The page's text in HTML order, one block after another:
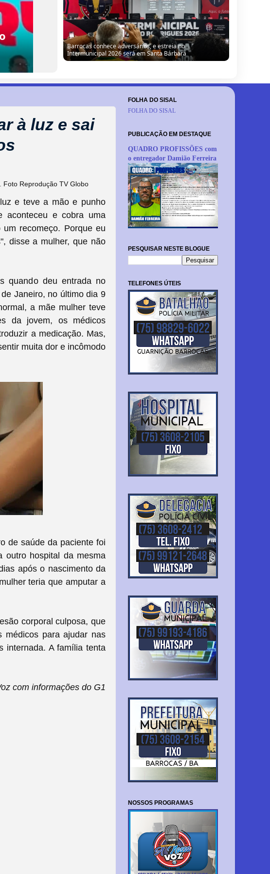
“Precisamos de tecnologia para humanizar a mão de obra
do sisal”, defende jovem barroquense em evento em
Serrinha
à luz e sai
Foto Reprodução TV Globo
e teve a mão e punho
aconteceu e cobra uma
recomeço. Porque eu
disse a mulher, que não
quando deu entrada no
Janeiro, no último dia 9
a mãe mulher teve
da jovem, os médicos
a medicação. Mas,
muita dor e incômodo
de saúde da paciente foi
outro hospital da mesma
após o nascimento da
teria que amputar a
corporal culposa, que
médicos para ajudar nas
internada. A família tenta
com informações do G1
FOLHA DO SISAL
FOLHA DO SISAL
PUBLICAÇÃO EM DESTAQUE
QUADRO PROFISSÕES com
o entregador Damião Ferreira
PESQUISAR NESTE BLOGUE
TELEFONES ÚTEIS
NOSSOS PROGRAMAS